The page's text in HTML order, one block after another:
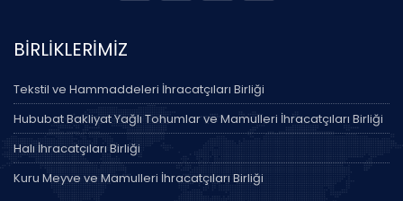
BİRLİKLERİMİZ
Tekstil ve Hammaddeleri İhracatçıları Birliği
Hububat Bakliyat Yağlı Tohumlar ve Mamulleri İhracatçıları Birliği
Halı İhracatçıları Birliği
Kuru Meyve ve Mamulleri İhracatçıları Birliği